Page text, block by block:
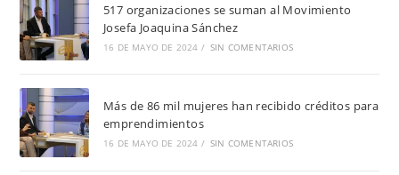
517 organizaciones se suman al Movimiento
Josefa Joaquina Sánchez
16 DE MAYO DE 2024 / SIN COMENTARIOS
Más de 86 mil mujeres han recibido créditos para
emprendimientos
16 DE MAYO DE 2024 / SIN COMENTARIOS